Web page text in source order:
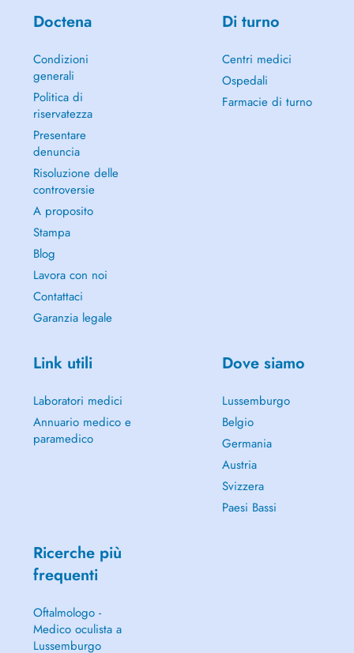
Doctena
Condizioni
generali
Politica di
riservatezza
Presentare
denuncia
Risoluzione delle
controversie
A proposito
Stampa
Blog
Lavora con noi
Contattaci
Garanzia legale
Di turno
Centri medici
Ospedali
Farmacie di turno
Link utili
Laboratori medici
Annuario medico e
paramedico
Dove siamo
Lussemburgo
Belgio
Germania
Austria
Svizzera
Paesi Bassi
Ricerche più
frequenti
Oftalmologo -
Medico oculista a
Lussemburgo